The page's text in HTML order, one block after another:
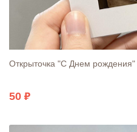
Открыточка "С Днем рождения"
50